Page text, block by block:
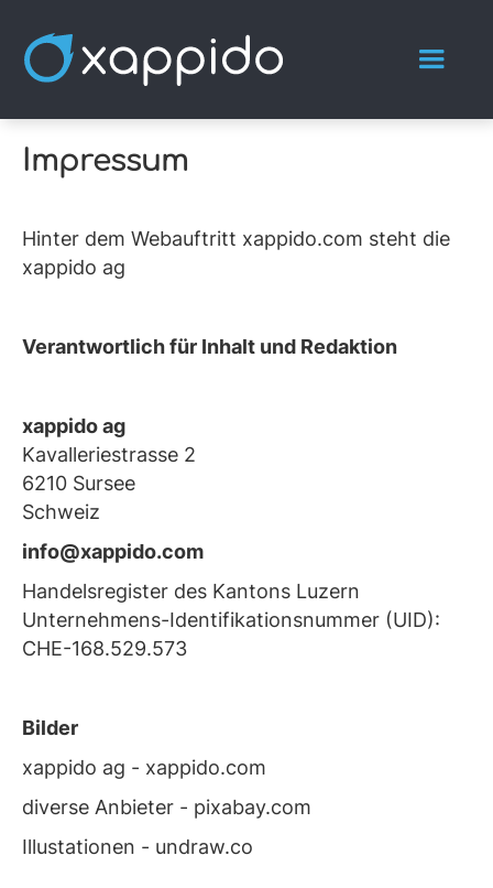
Impressum
Hinter dem Webauftritt xappido.com steht die
xappido ag
Verantwortlich für Inhalt und Redaktion
xappido ag
Kavalleriestrasse 2
6210 Sursee
Schweiz
info@xappido.com
Handelsregister des Kantons Luzern
Unternehmens-Identifikationsnummer (UID):
CHE-168.529.573
Bilder
xappido ag - xappido.com
diverse Anbieter - pixabay.com
Illustationen - undraw.co